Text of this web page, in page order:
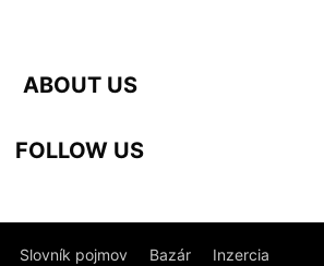
ABOUT US
FOLLOW US
Slovník pojmov Bazár Inzercia